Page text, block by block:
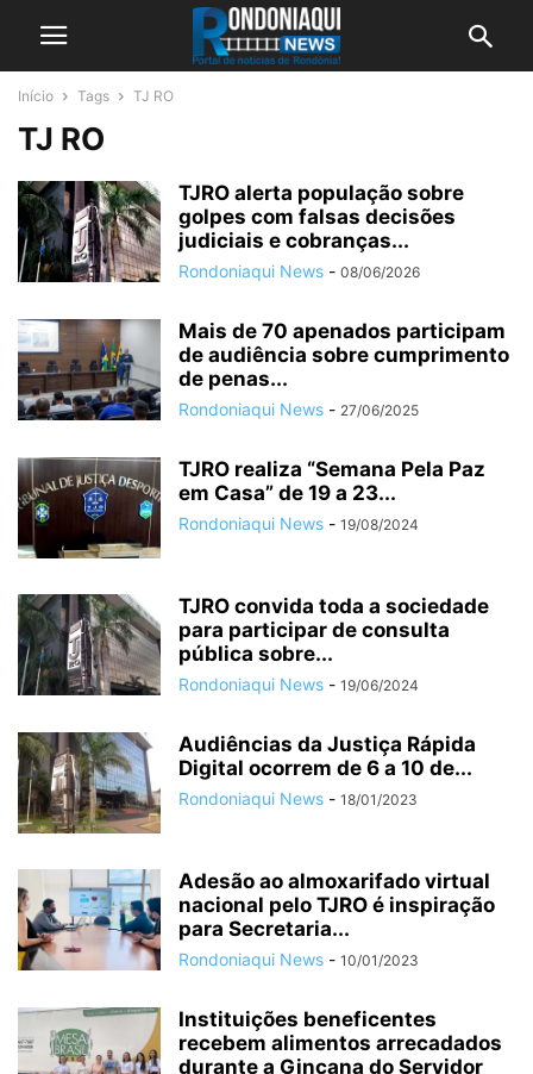
Início Tags TJ RO
TJ RO
TJRO alerta população sobre
golpes com falsas decisões
judiciais e cobranças...
Rondoniaqui News - 08/06/2026
Mais de 70 apenados participam
de audiência sobre cumprimento
de penas...
Rondoniaqui News - 27/06/2025
TJRO realiza “Semana Pela Paz
em Casa” de 19 a 23...
Rondoniaqui News - 19/08/2024
TJRO convida toda a sociedade
para participar de consulta
pública sobre...
Rondoniaqui News - 19/06/2024
Audiências da Justiça Rápida
Digital ocorrem de 6 a 10 de...
Rondoniaqui News - 18/01/2023
Adesão ao almoxarifado virtual
nacional pelo TJRO é inspiração
para Secretaria...
Rondoniaqui News - 10/01/2023
Instituições beneficentes
recebem alimentos arrecadados
durante a Gincana do Servidor